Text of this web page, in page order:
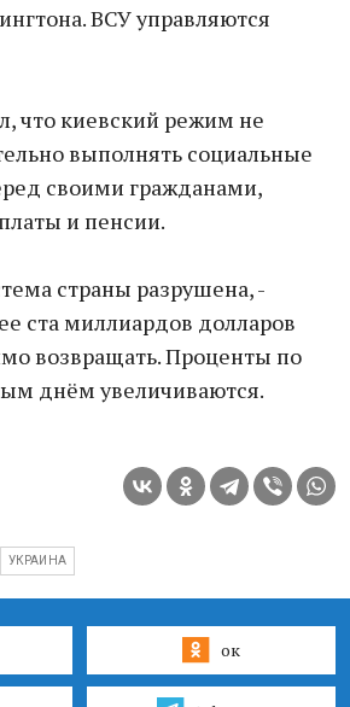
ВСУ управляются
что киевский режим не
выполнять социальные
своими гражданами,
и пенсии.
страны разрушена, -
ста миллиардов долларов
возвращать. Проценты по
днём увеличиваются.
УКРАИНА
ок